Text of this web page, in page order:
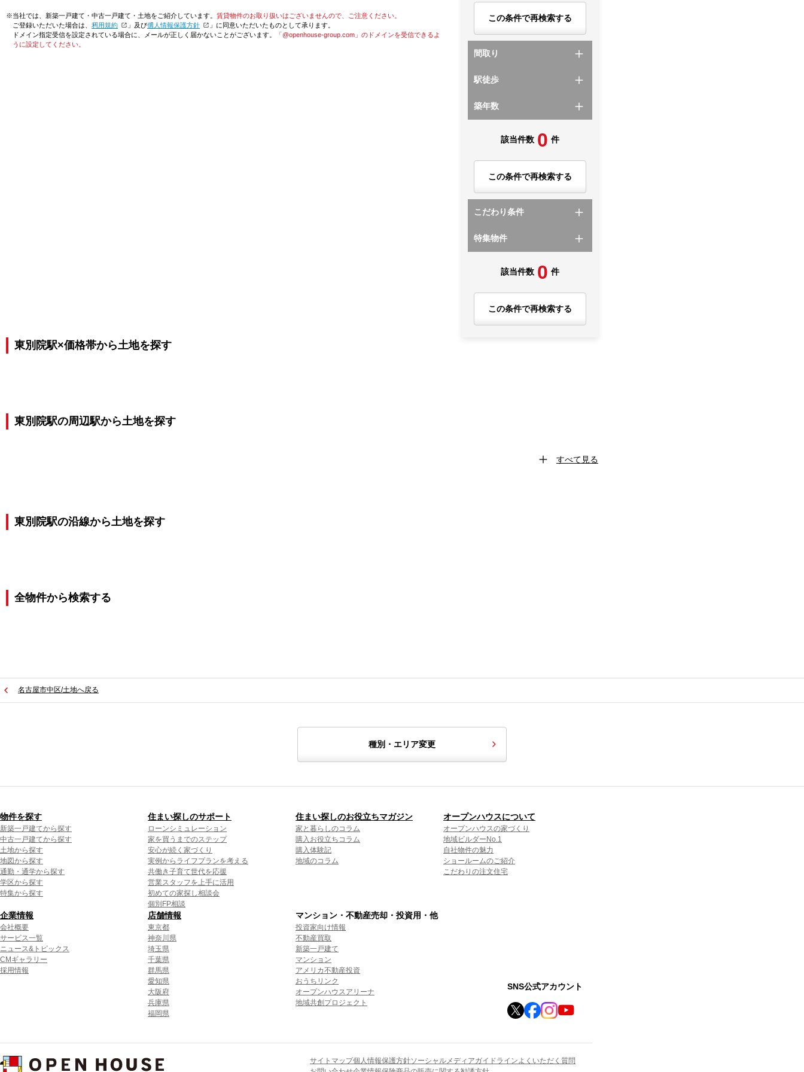
※当社では、新築一戸建て・中古一戸建て・土地をご紹介しています。 賃貸物件のお取り扱いはございませんので、ご注意ください。
ご登録いただいた場合は、「利用規約 」及び「個人情報保護方針
」に同意いただいたものとして承ります。
ドメイン指定受信を設定されている場合に、メールが正しく届かないことがございます。
「@openhouse-group.com」のドメインを受信できるよ
うに設定してください。
この条件で再検索する
間取り
駅徒歩
築年数
該当件数 0 件
この条件で再検索する
こだわり条件
特集物件
該当件数 0 件
この条件で再検索する
東別院駅×価格帯から土地を探す
東別院駅の周辺駅から土地を探す
すべて見る
東別院駅の沿線から土地を探す
全物件から検索する
名古屋市中区/土地へ戻る
種別・エリア変更
物件を探す
新築一戸建てから探す
中古一戸建てから探す
土地から探す
地図から探す
通勤・通学から探す
学区から探す
特集から探す
住まい探しのサポート
ローンシミュレーション
家を買うまでのステップ
安心が続く家づくり
実例からライフプランを考える
共働き子育て世代を応援
営業スタッフを上手に活用
初めての家探し相談会
個別FP相談
住まい探しのお役立ちマガジン
家と暮らしのコラム
購入お役立ちコラム
購入体験記
地域のコラム
オープンハウスについて
オープンハウスの家づくり
地域ビルダーNo.1
自社物件の魅力
ショールームのご紹介
こだわりの注文住宅
企業情報
会社概要
サービス一覧
ニュース&トピックス
CMギャラリー
採用情報
店舗情報
東京都
神奈川県
埼玉県
千葉県
群馬県
愛知県
大阪府
兵庫県
福岡県
マンション・不動産売却・投資用・他
投資家向け情報
不動産買取
新築一戸建て
マンション
アメリカ不動産投資
おうちリンク
オープンハウスアリーナ
地域共創プロジェクト
SNS公式アカウント
サイトマップ個人情報保護方針ソーシャルメディアガイドラインよくいただく質問